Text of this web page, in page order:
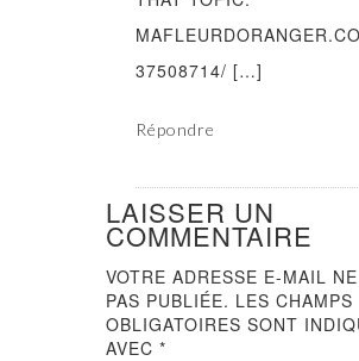
37508714/ […]
Répondre
LAISSER UN
COMMENTAIRE
VOTRE ADRESSE E-MAIL
PAS PUBLIÉE. LES CHAMPS
OBLIGATOIRES SONT
AVEC*